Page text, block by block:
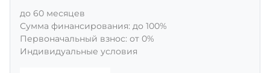
до 60 месяцев
Сумма финансирования: до 100%
Первоначальный взнос: от 0%
Индивидуальные условия